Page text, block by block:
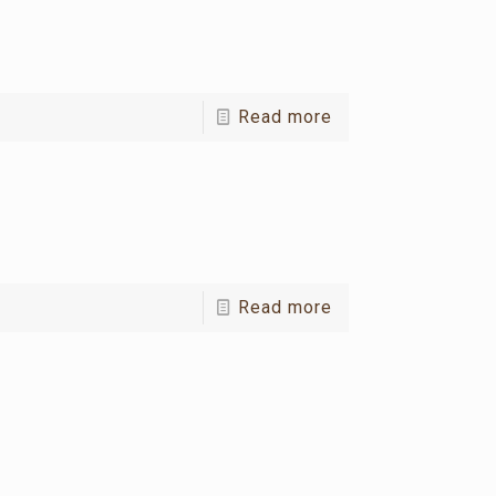
Read more
Read more